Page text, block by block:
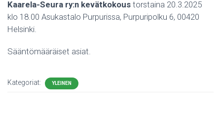
Kaarela-Seura ry:n kevätkokous torstaina 20.3.2025
klo 18.00 Asukastalo Purpurissa, Purpuripolku 6, 00420
Helsinki.
Sääntömääräiset asiat.
Kategoriat: YLEINEN